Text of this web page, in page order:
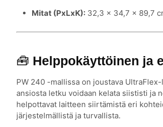
Mitat (PxLxK): 32,3 x 34,7 x 89,7
🧰 Helppokäyttöinen ja
PW 240 -mallissa on joustava
ansiosta letku voidaan kelata siististi ja
helpottavat laitteen siirtämistä eri
järjestelmällistä ja turvallista.